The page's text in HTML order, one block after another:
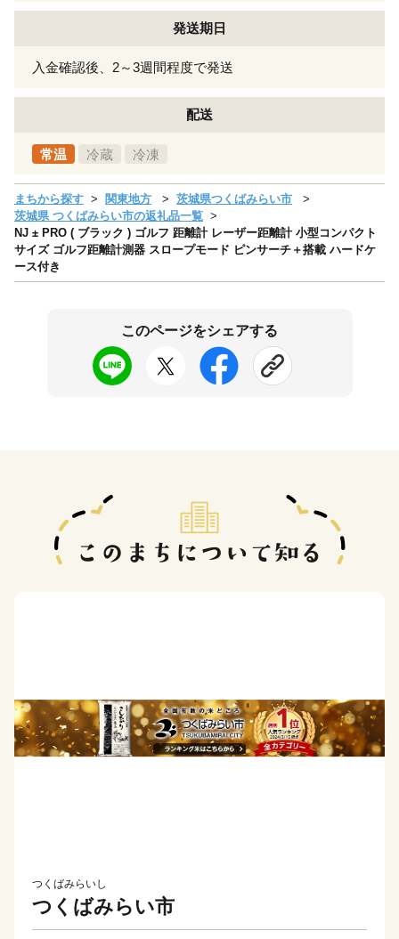
発送期日
入金確認後、2～3週間程度で発送
配送
常温 冷蔵 冷凍
まちから探す 関東地方
茨城県つくばみらい市
茨城県 つくばみらい市の返礼品一覧
NJ ± PRO ( ブラック ) ゴルフ 距離計 レーザー距離計 小型コンパクト
サイズ ゴルフ距離計測器 スロープモード ピンサーチ＋搭載 ハードケ
ース付き
このページをシェアする
つくばみらいし
つくばみらい市